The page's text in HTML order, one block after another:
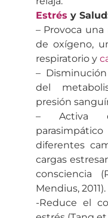
Estrés y
– Provoca
de oxígeno,
respiratorio y
–
del
presión
– Activa
diferentes
cargas
consciencia
Mendius, 2011).
-Reduce el